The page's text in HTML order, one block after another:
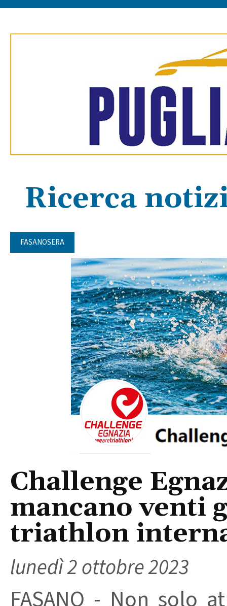
Ricerca
FASANOSERA
Challenge
mancano venti
triathlon
lunedì 2 ottobre 2023